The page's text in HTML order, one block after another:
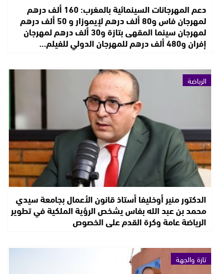
دعم المهرجانات السينمائية بالمغرب: 160 ألف درهم
لمهرجان فاس و80 ألف درهم لإيموزار و 50 ألف درهم
لمهرجان سينما المقهى بتازة و30 ألف درهم لمهرجان
إفران و480 ألف درهم للمهرجان الدولي للفيلم…
الرياضة
الدكتور منير أوخليفا أستاذ قانون الأعمال بجامعة سيدي
محمد بن عبد الله بفاس يشخص الرؤية الملكية في تطوير
الرياضة عامة وكرة القدم على الخصوص
تازة والجهة